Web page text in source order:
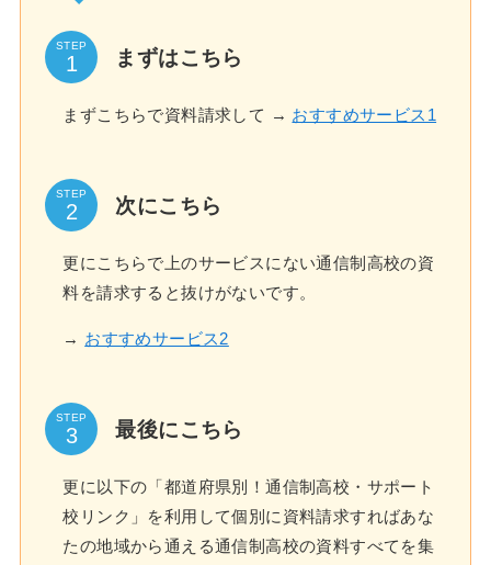
STEP
まずはこちら
まずこちらで資料請求して → おすすめサービス1
STEP
次にこちら
更にこちらで上のサービスにない通信制高校の資
料を請求すると抜けがないです。
→ おすすめサービス2
STEP
最後にこちら
更に以下の「都道府県別！通信制高校・サポート
校リンク」を利用して個別に資料請求すればあな
たの地域から通える通信制高校の資料すべてを集